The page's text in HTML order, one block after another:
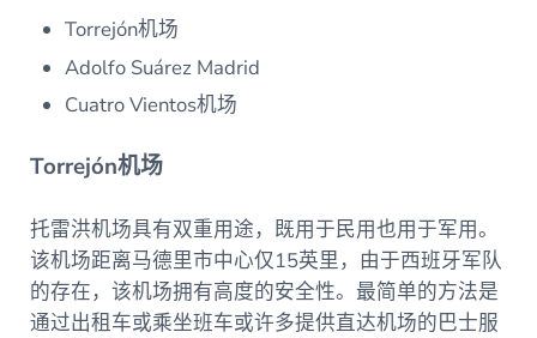
Torrejón机场
Adolfo Suárez Madrid
Cuatro Vientos机场
Torrejón机场
托雷洪机场具有双重用途，既用于民用也用于军用。
该机场距离马德里市中心仅15英里，由于西班牙军队
的存在，该机场拥有高度的安全性。最简单的方法是
通过出租车或乘坐班车或许多提供直达机场的巴士服